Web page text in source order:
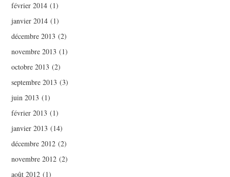
février 2014 (1)
janvier 2014 (1)
décembre 2013 (2)
novembre 2013 (1)
octobre 2013 (2)
septembre 2013 (3)
juin 2013 (1)
février 2013 (1)
janvier 2013 (14)
décembre 2012 (2)
novembre 2012 (2)
août 2012 (1)